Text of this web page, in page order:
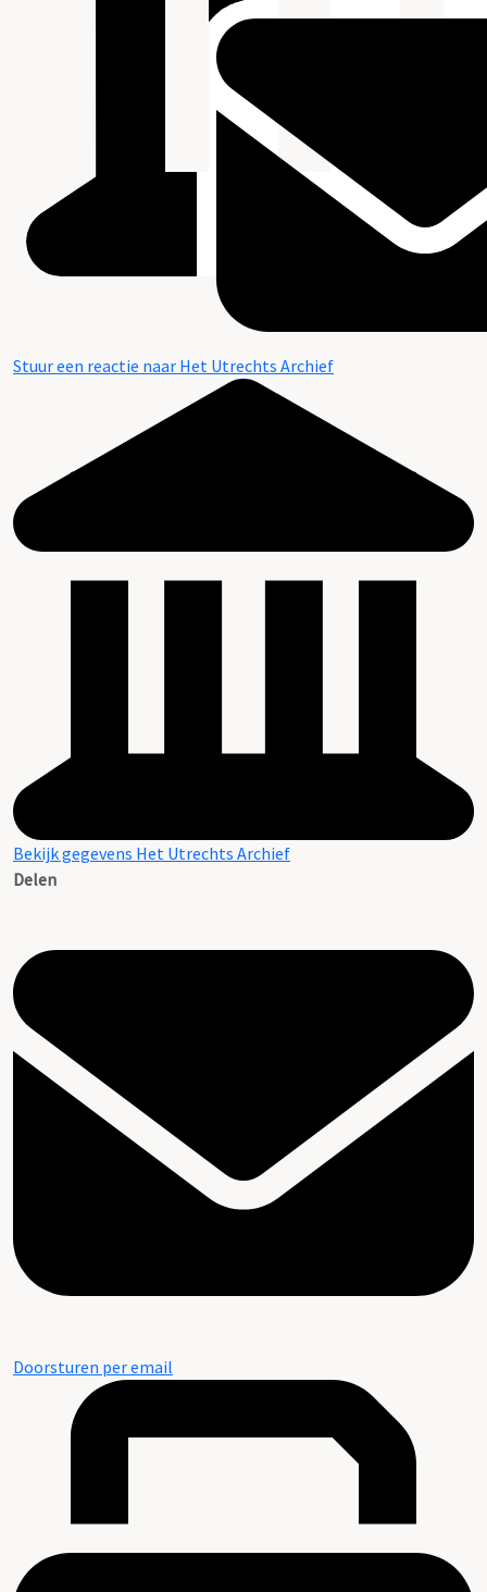
Stuur een reactie naar Het Utrechts Archief
Bekijk gegevens Het Utrechts Archief
Delen
Doorsturen per email